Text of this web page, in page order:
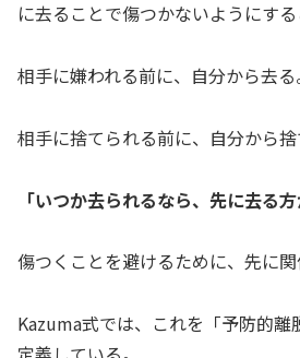
に去ることで傷つかないようにする
相手に嫌われる前に、自分から去る
相手に捨てられる前に、自分から捨
「いつか去られるなら、先に去る方
傷つくことを避けるために、先に関
Kazuma式では、これを「予防的離